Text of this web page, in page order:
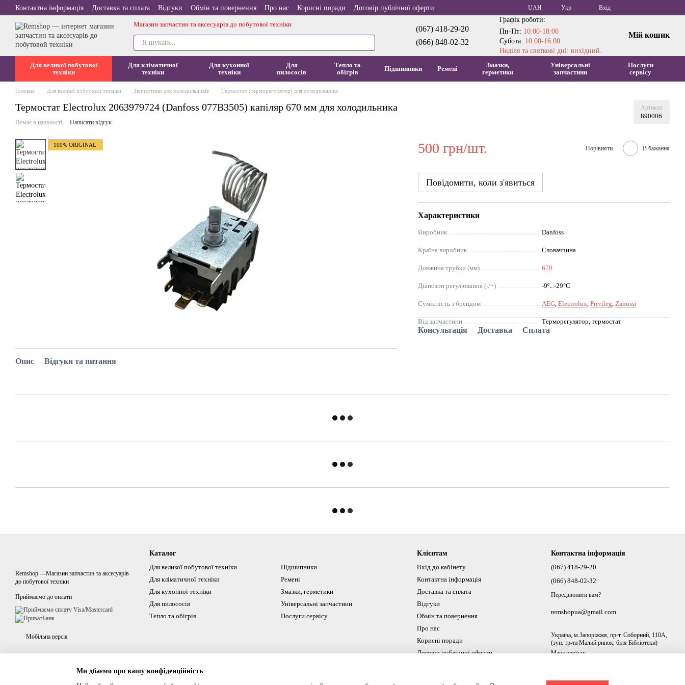
Перейти до основного контенту
Контактна інформація Доставка та сплата Відгуки Обмін та повернення Про нас Корисні поради Договір публічної оферти UAH Укр Вхід
Магазин запчастин та аксесуарів до побутової техніки
(067) 418-29-20
(066) 848-02-32
Графік роботи:
Пн-Пт: 10:00-18:00
Субота: 10:00-16:00
Неділя та святкові дні: вихідний.
Мій кошик
Для великої побутової
техніки
Для кліматичної
техніки
Для кухонної
техніки
Для
пилососів
Тепло та
обігрів
Підшипники Ремені
Змазки,
герметики
Універсальні
запчастини
Послуги
сервісу
Головна Для великої побутової техніки Запчастини для холодильників Термостат (терморегулятор) для холодильника
Термостат Electrolux 2063979724 (Danfoss 077B3505) капіляр 670 мм для холодильника Артикул
890006
Немає в наявності Написати відгук
100% ORIGINAL
Опис Відгуки та питання
500 грн/шт. Порівняти В бажання
Повідомити, коли з'явиться
Характеристики
Виробник Danfoss
Країна виробник Словаччина
Довжина трубки (мм) 670
Діапозон регулювання (-/+) -9º...-29°C
Сумісність з брендом AEG,Electrolux,Privileg,Zanussi
Від запчастини Терморегулятор, термостат
Консультація Доставка Сплата
Remshop —Магазин запчастин та аксесуарів
до побутової техніки
Приймаємо до оплати
Мобільна версія
Каталог
Для великої побутової техніки
Для кліматичної техніки
Для кухонної техніки
Для пилососів
Тепло та обігрів
Підшипники
Ремені
Змазки, герметики
Універсальні запчастини
Послуги сервісу
Клієнтам
Вхід до кабінету
Контактна інформація
Доставка та сплата
Відгуки
Обмін та повернення
Про нас
Корисні поради
Договір публічної оферти
Контактна інформація
(067) 418-29-20
(066) 848-02-32
Передзвонити вам?
remshopua@gmail.com
Україна, м.Запоріжжя, пр-т. Соборний, 110А,
(зуп. тр-та Малий ринок, біля Бібліотеки)
Мапа проїзду
Ми дбаємо про вашу конфіденційність